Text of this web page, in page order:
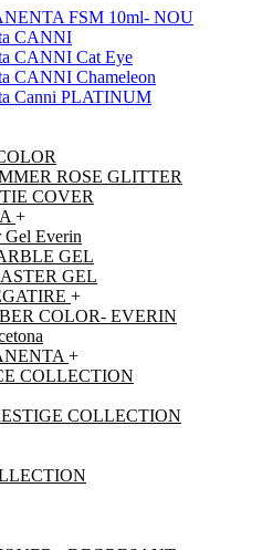
FSM 10ml- NOU
CANNI
CANNI Cat Eye
CANNI Chameleon
Canni PLATINUM
ROSE GLITTER
COVER
+
Everin
GEL
GEL
+
COLOR- EVERIN
+
COLLECTION
COLLECTION